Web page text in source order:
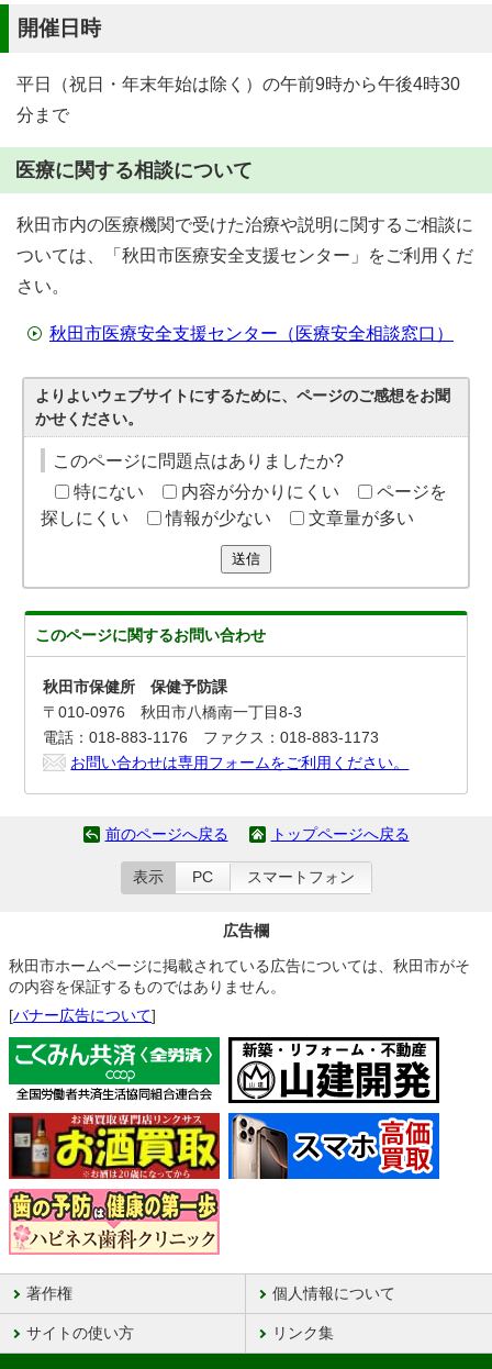
開催日時
平日（祝日・年末年始は除く）の午前9時から午後4時30
分まで
医療に関する相談について
秋田市内の医療機関で受けた治療や説明に関するご相談に
ついては、「秋田市医療安全支援センター」をご利用くだ
さい。
秋田市医療安全支援センター（医療安全相談窓口）
よりよいウェブサイトにするために、ページのご感想をお聞
かせください。
このページに問題点はありましたか?
特にない
内容が分かりにくい
ページを
探しにくい
情報が少ない 文章量が多い
送信
このページに関するお問い合わせ
秋田市保健所 保健予防課
〒010-0976 秋田市八橋南一丁目8-3
電話：018-883-1176 ファクス：018-883-1173
お問い合わせは専用フォームをご利用ください。
前のページへ戻る トップページへ戻る
表示 PC スマートフォン
広告欄
秋田市ホームページに掲載されている広告については、秋田市がそ
の内容を保証するものではありません。
[バナー広告について]
著作権 個人情報について
サイトの使い方 リンク集